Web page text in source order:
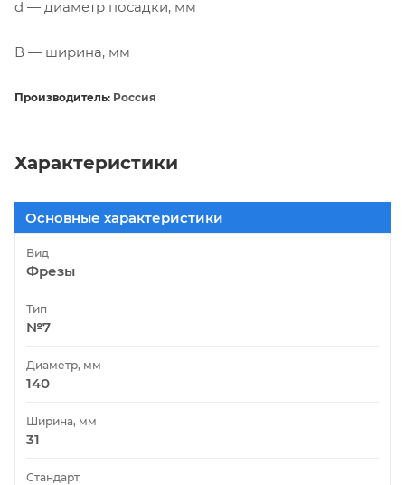
d — диаметр посадки, мм
В — ширина, мм
Производитель: Россия
Характеристики
Основные характеристики
Вид
Фрезы
Тип
№7
Диаметр, мм
140
Ширина, мм
31
Стандарт